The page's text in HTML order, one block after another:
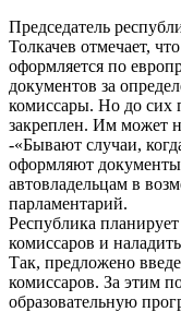
Председатель
Толкачев отмечает,
оформляется по
документов за
комиссары. Но до сих
закреплен. Им может
-«Бывают случаи,
оформляют
автовладельцам в
парламентарий.
Республика
комиссаров и
Так, предложено
комиссаров. За этим
образовательную